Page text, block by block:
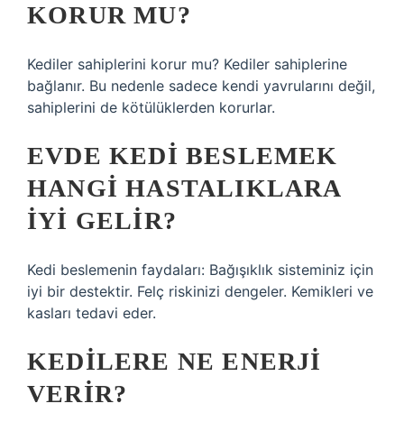
KORUR MU?
Kediler sahiplerini korur mu? Kediler sahiplerine
bağlanır. Bu nedenle sadece kendi yavrularını değil,
sahiplerini de kötülüklerden korurlar.
EVDE KEDI BESLEMEK
HANGI HASTALIKLARA
IYI GELIR?
Kedi beslemenin faydaları: Bağışıklık sisteminiz için
iyi bir destektir. Felç riskinizi dengeler. Kemikleri ve
kasları tedavi eder.
KEDILERE NE ENERJI
VERIR?